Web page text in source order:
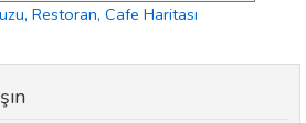
Restoran, Cafe Haritası